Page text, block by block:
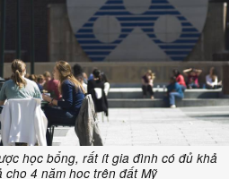
học bổng, rất ít gia đình có đủ khả
cho 4 năm học trên đất Mỹ